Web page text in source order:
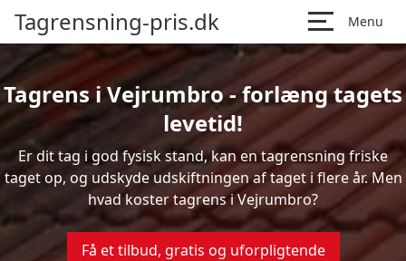
Tagrensning-pris.dk Menu
Tagrens i Vejrumbro - forlæng tagets
levetid!
Er dit tag i god fysisk stand, kan en tagrensning friske
taget op, og udskyde udskiftningen af taget i flere år. Men
hvad koster tagrens i Vejrumbro?
Få et tilbud, gratis og uforpligtende